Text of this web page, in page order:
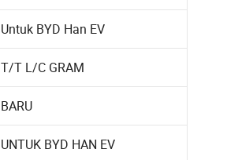
Untuk BYD Han EV
T/T L/C GRAM
BARU
UNTUK BYD HAN EV